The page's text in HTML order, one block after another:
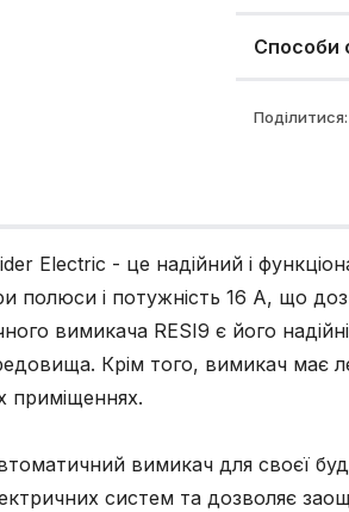
Способи
Поділитися:
Electric - це надійний і
полюси і потужність 16 А, що
вимикача RESI9 є його
Крім того, вимикач
приміщеннях.
вимикач для своєї
систем та дозволяє